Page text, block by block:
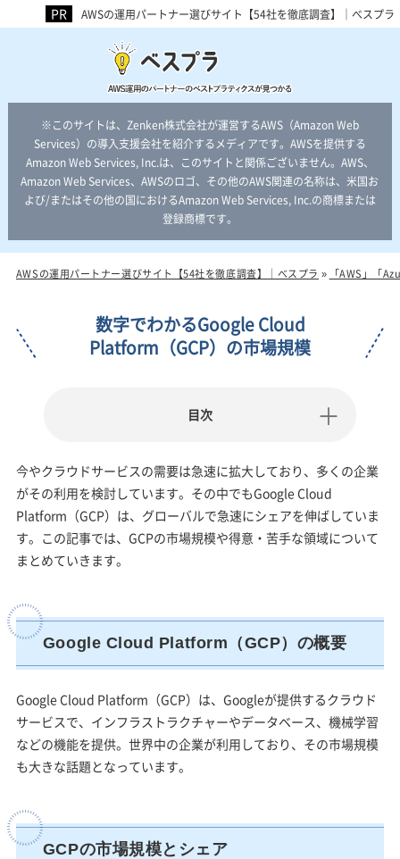
AWSの運用パートナー選びサイト【54社を徹底調査】｜べスプラ
※このサイトは、Zenken株式会社が運営するAWS（Amazon Web
Services）の導入支援会社を紹介するメディアです。AWSを提供する
Amazon Web Services, Inc.は、このサイトと関係ございません。AWS、
Amazon Web Services、AWSのロゴ、その他のAWS関連の名称は、米国お
よび/またはその他の国におけるAmazon Web Services, Inc.の商標または
登録商標です。
AWSの運用パートナー選びサイト【54社を徹底調査】｜べスプラ » 「AWS」「
数字でわかるGoogle Cloud
Platform（GCP）の市場規模
目次
今やクラウドサービスの需要は急速に拡大しており、多くの企業
がその利用を検討しています。その中でもGoogle Cloud
Platform（GCP）は、グローバルで急速にシェアを伸ばしていま
す。この記事では、GCPの市場規模や得意・苦手な領域について
まとめていきます。
Google Cloud Platform（GCP）の概要
Google Cloud Platform（GCP）は、Googleが提供するクラウド
サービスで、インフラストラクチャーやデータベース、機械学習
などの機能を提供。世界中の企業が利用しており、その市場規模
も大きな話題となっています。
GCPの市場規模とシェア